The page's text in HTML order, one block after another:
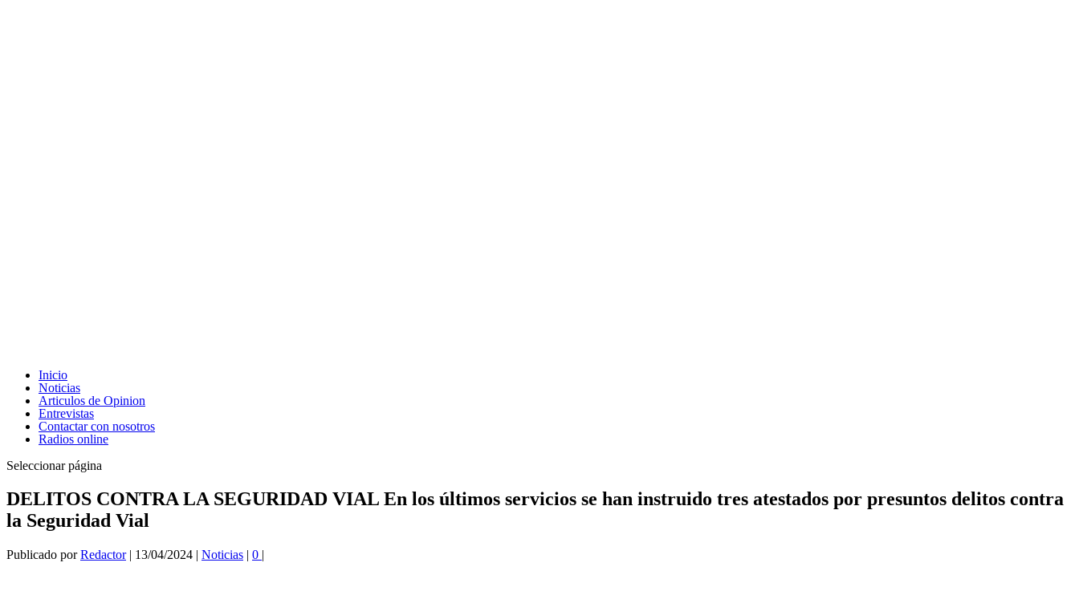
Inicio
Noticias
Articulos de Opinion
Entrevistas
Contactar con nosotros
Radios online
Seleccionar página
DELITOS CONTRA LA SEGURIDAD VIAL En los últimos servicios se han instruido tres atestados por presuntos delitos contra
la Seguridad Vial
Publicado porRedactor| 13/04/2024 | Noticias | 0 |